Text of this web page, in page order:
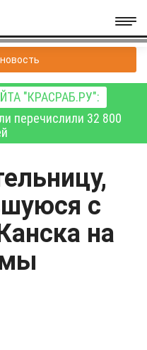
"КРАСРАБ.РУ":
перечислили 32 800
с
на